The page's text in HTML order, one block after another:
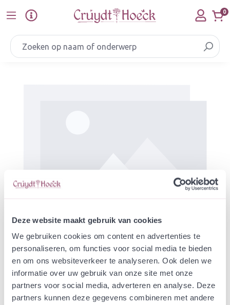
Deze website maakt gebruik van cookies
We gebruiken cookies om content en advertenties te
personaliseren, om functies voor social media te bieden
en om ons websiteverkeer te analyseren. Ook delen we
informatie over uw gebruik van onze site met onze
partners voor social media, adverteren en analyse. Deze
partners kunnen deze gegevens combineren met andere
Ga naar de hoofdinhoud 0
Speciaalmengsel Essers
Genk - Parkings in
grasdallen